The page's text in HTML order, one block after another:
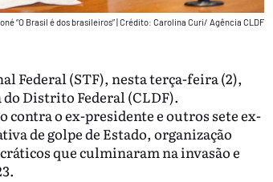
“O Brasil é dos brasileiros”|Crédito: Carolina Curi/ Agência CLDF
Federal (STF), nesta terça-feira (2),
Distrito Federal (CLDF).
o ex-presidente e outros sete ex-
de golpe de Estado, organização
que culminaram na invasão e